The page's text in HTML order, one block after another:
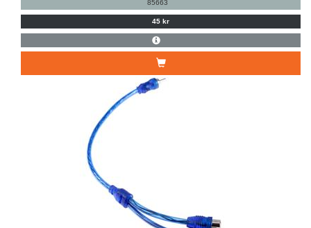
85663
45 kr